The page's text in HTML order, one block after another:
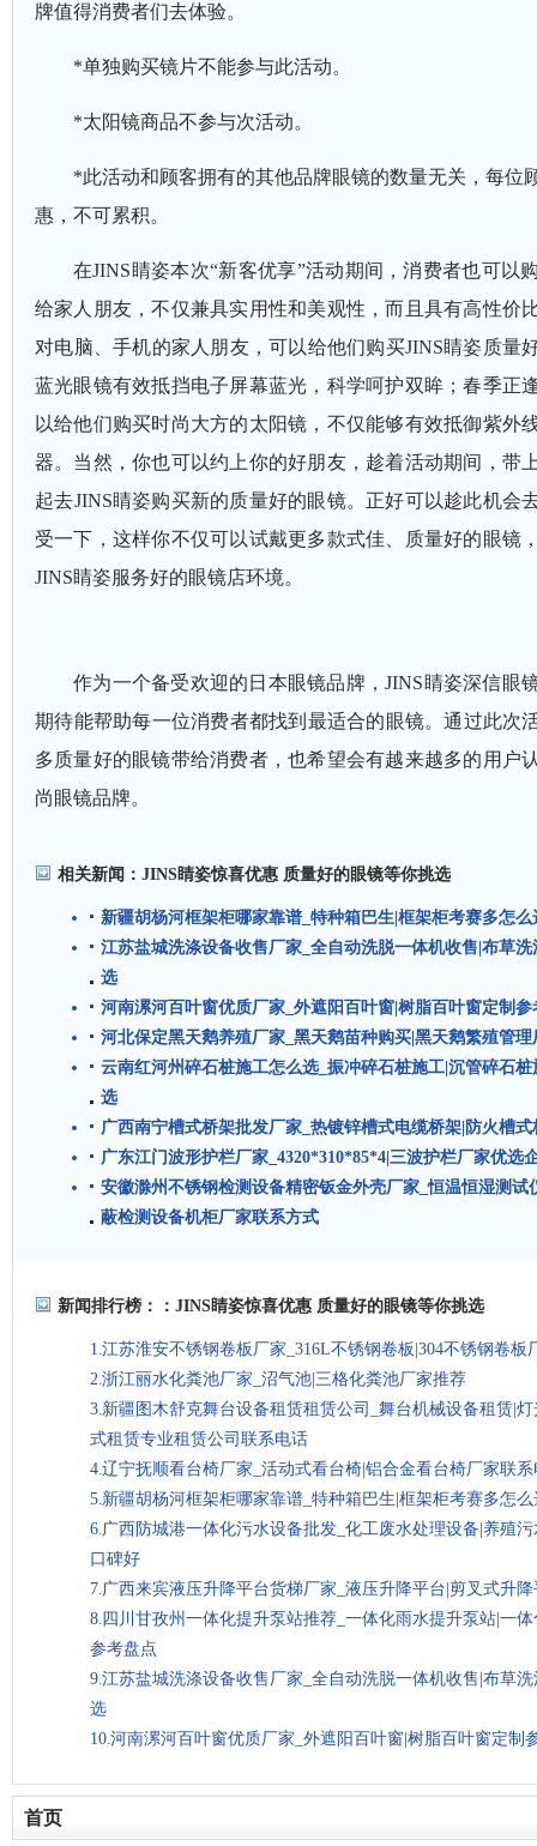
牌值得消费者们去体验。
*单独购买镜片不能参与此活动。
*太阳镜商品不参与次活动。
*此活动和顾客拥有的其他品牌眼镜的数量无关，每位
惠，不可累积。
在JINS睛姿本次“新客优享”活动期间，消费者也可以
给家人朋友，不仅兼具实用性和美观性，而且具有高性价
对电脑、手机的家人朋友，可以给他们购买JINS睛姿质量
蓝光眼镜有效抵挡电子屏幕蓝光，科学呵护双眸；春季正
以给他们购买时尚大方的太阳镜，不仅能够有效抵御紫外
器。当然，你也可以约上你的好朋友，趁着活动期间，带
起去JINS睛姿购买新的质量好的眼镜。正好可以趁此机会
受一下，这样你不仅可以试戴更多款式佳、质量好的眼镜
JINS睛姿服务好的眼镜店环境。
作为一个备受欢迎的日本眼镜品牌，JINS睛姿深信眼
期待能帮助每一位消费者都找到最适合的眼镜。通过此次
多质量好的眼镜带给消费者，也希望会有越来越多的用户
尚眼镜品牌。
相关新闻： JINS睛姿惊喜优惠 质量好的眼镜等你挑选
新疆胡杨河框架柜哪家靠谱_特种箱巴生|框架柜考赛多怎
江苏盐城洗涤设备收售厂家_全自动洗脱一体机收售|布草
选
河南漯河百叶窗优质厂家_外遮阳百叶窗|树脂百叶窗定制参
河北保定黑天鹅养殖厂家_黑天鹅苗种购买|黑天鹅繁殖管
云南红河州碎石桩施工怎么选_振冲碎石桩施工|沉管碎石
选
广西南宁槽式桥架批发厂家_热镀锌槽式电缆桥架|防火槽
广东江门波形护栏厂家_4320*310*85*4|三波护栏厂家优选
安徽滁州不锈钢检测设备精密钣金外壳厂家_恒温恒湿测试
蔽检测设备机柜厂家联系方式
新闻排行榜：： JINS睛姿惊喜优惠 质量好的眼镜等你挑选
江苏淮安不锈钢卷板厂家_316L不锈钢卷板|304不锈钢卷板
浙江丽水化粪池厂家_沼气池|三格化粪池厂家推荐
新疆图木舒克舞台设备租赁租赁公司_舞台机械设备租赁|
式租赁专业租赁公司联系电话
辽宁抚顺看台椅厂家_活动式看台椅|铝合金看台椅厂家联系
新疆胡杨河框架柜哪家靠谱_特种箱巴生|框架柜考赛多怎
广西防城港一体化污水设备批发_化工废水处理设备|养殖
口碑好
广西来宾液压升降平台货梯厂家_液压升降平台|剪叉式升
四川甘孜州一体化提升泵站推荐_一体化雨水提升泵站|一
参考盘点
江苏盐城洗涤设备收售厂家_全自动洗脱一体机收售|布草
选
河南漯河百叶窗优质厂家_外遮阳百叶窗|树脂百叶窗定制
首页